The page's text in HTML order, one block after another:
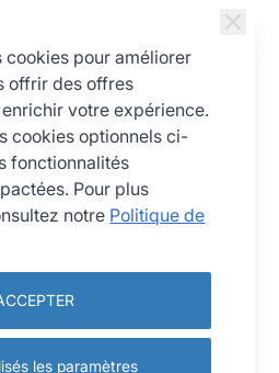
- Ø28 cm - Manche 125 cm
cookies pour améliorer
offrir des offres
votre expérience.
cookies optionnels ci-
fonctionnalités
Pour plus
notre Politique de
les paramètres